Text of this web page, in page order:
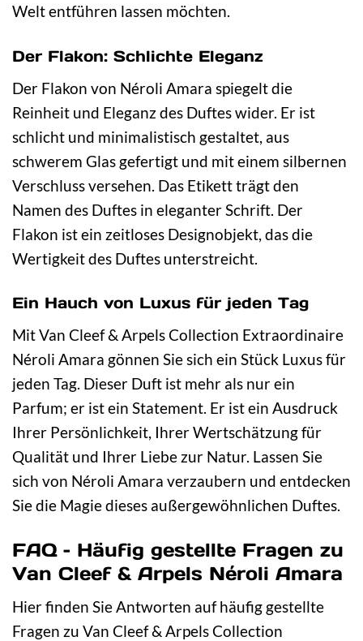
Welt entführen lassen möchten.
Der Flakon: Schlichte Eleganz
Der Flakon von Néroli Amara spiegelt die
Reinheit und Eleganz des Duftes wider. Er ist
schlicht und minimalistisch gestaltet, aus
schwerem Glas gefertigt und mit einem silbernen
Verschluss versehen. Das Etikett trägt den
Namen des Duftes in eleganter Schrift. Der
Flakon ist ein zeitloses Designobjekt, das die
Wertigkeit des Duftes unterstreicht.
Ein Hauch von Luxus für jeden Tag
Mit Van Cleef & Arpels Collection Extraordinaire
Néroli Amara gönnen Sie sich ein Stück Luxus für
jeden Tag. Dieser Duft ist mehr als nur ein
Parfum; er ist ein Statement. Er ist ein Ausdruck
Ihrer Persönlichkeit, Ihrer Wertschätzung für
Qualität und Ihrer Liebe zur Natur. Lassen Sie
sich von Néroli Amara verzaubern und entdecken
Sie die Magie dieses außergewöhnlichen Duftes.
FAQ – Häufig gestellte Fragen zu
Van Cleef & Arpels Néroli Amara
Hier finden Sie Antworten auf häufig gestellte
Fragen zu Van Cleef & Arpels Collection